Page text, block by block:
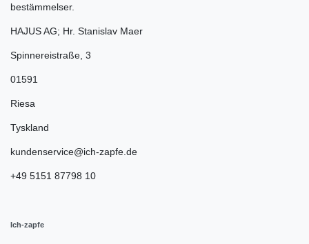
bestämmelser.
HAJUS AG; Hr. Stanislav Maer
Spinnereistraße 3
01591
Riesa
Tyskland
kundenservice@ich-zapfe.de
+49 5151 87798 10
Ich-zapfe